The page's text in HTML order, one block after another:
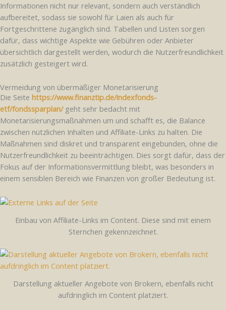
Informationen nicht nur relevant, sondern auch verständlich
aufbereitet, sodass sie sowohl für Laien als auch für
Fortgeschrittene zugänglich sind. Tabellen und Listen sorgen
dafür, dass wichtige Aspekte wie Gebühren oder Anbieter
übersichtlich dargestellt werden, wodurch die Nutzerfreundlichkeit
zusätzlich gesteigert wird.
Vermeidung von übermäßiger Monetarisierung
Die Seite https://www.finanztip.de/indexfonds-
etf/fondssparplan/geht sehr bedacht mit
Monetarisierungsmaßnahmen um und schafft es, die Balance
zwischen nützlichen Inhalten und Affiliate-Links zu halten. Die
Maßnahmen sind diskret und transparent eingebunden, ohne die
Nutzerfreundlichkeit zu beeinträchtigen. Dies sorgt dafür, dass der
Fokus auf der Informationsvermittlung bleibt, was besonders in
einem sensiblen Bereich wie Finanzen von großer Bedeutung ist.
Einbau von Affiliate-Links im Content. Diese sind mit einem
Sternchen gekennzeichnet.
Darstellung aktueller Angebote von Brokern, ebenfalls nicht
aufdringlich im Content platziert.